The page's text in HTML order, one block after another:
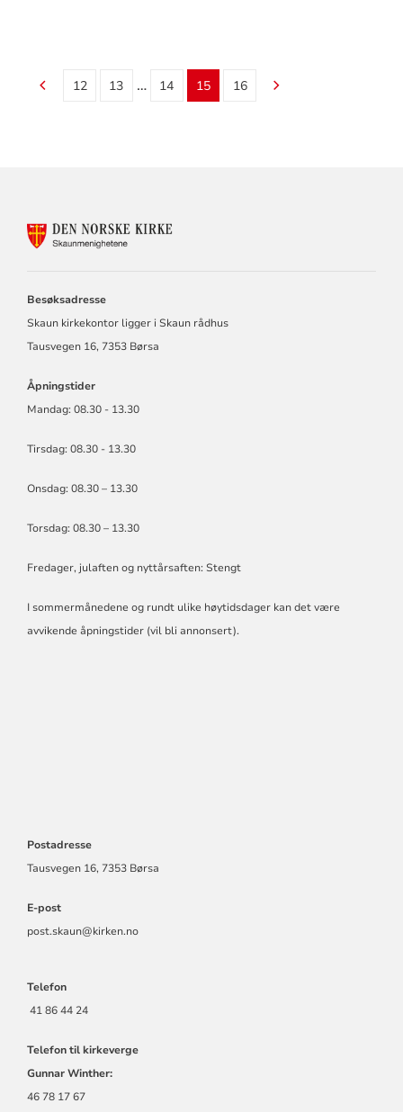
12 13 … 14 15 16
MENIGHETER
Besøksadresse
Skaun kirkekontor ligger i Skaun rådhus
Tausvegen 16, 7353 Børsa
Åpningstider
Mandag: 08.30 - 13.30
Tirsdag: 08.30 - 13.30
Onsdag: 08.30 – 13.30
Torsdag: 08.30 – 13.30
Fredager, julaften og nyttårsaften: Stengt
I sommermånedene og rundt ulike høytidsdager kan det være
avvikende åpningstider (vil bli annonsert).
Postadresse
Tausvegen 16, 7353 Børsa
E-post
post.skaun@kirken.no
Telefon
41 86 44 24
Telefon til kirkeverge
Gunnar Winther:
46 78 17 67